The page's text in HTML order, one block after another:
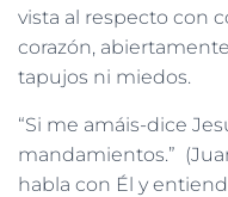
vista al respecto con
corazón,
tapujos ni miedos.
“Si me amáis-dice
mandamientos.”
habla con Él y